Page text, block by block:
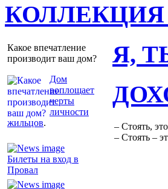
КОЛЛЕКЦИЯ
Какое впечатление
производит ваш дом?
Дом
воплощает
черты
личности
жильцов.
Я,
Билеты на вход в
Провал
– Стоять,
– Стоять –